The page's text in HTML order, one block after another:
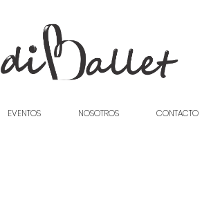
EVENTOS NOSOTROS CONTACTO